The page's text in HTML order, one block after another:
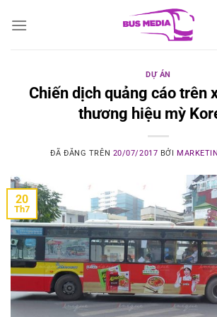
đến
DỰ ÁN
Chiến dịch quảng cáo trên
thương hiệu mỳ
ĐÃ ĐĂNG TRÊN 20/07/2017 BỞI
20
Th7